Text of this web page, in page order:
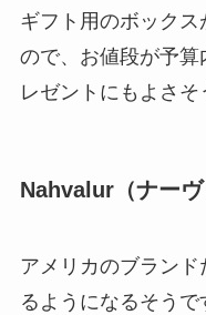
ギフト用のボック
ので、お値段が予
レゼントにもよさそ
Nahvalur（ナーヴ
アメリカのブランド
るようになるそう